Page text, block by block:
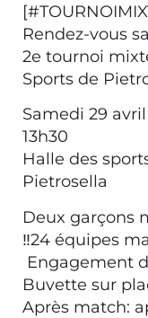
Rendez-vous
2e tournoi
Sports de
Samedi 29 avril
13h30
Halle des
Pietrosella
Deux garçons
‼️24 équipes
Engagement
Buvette sur
Après match: